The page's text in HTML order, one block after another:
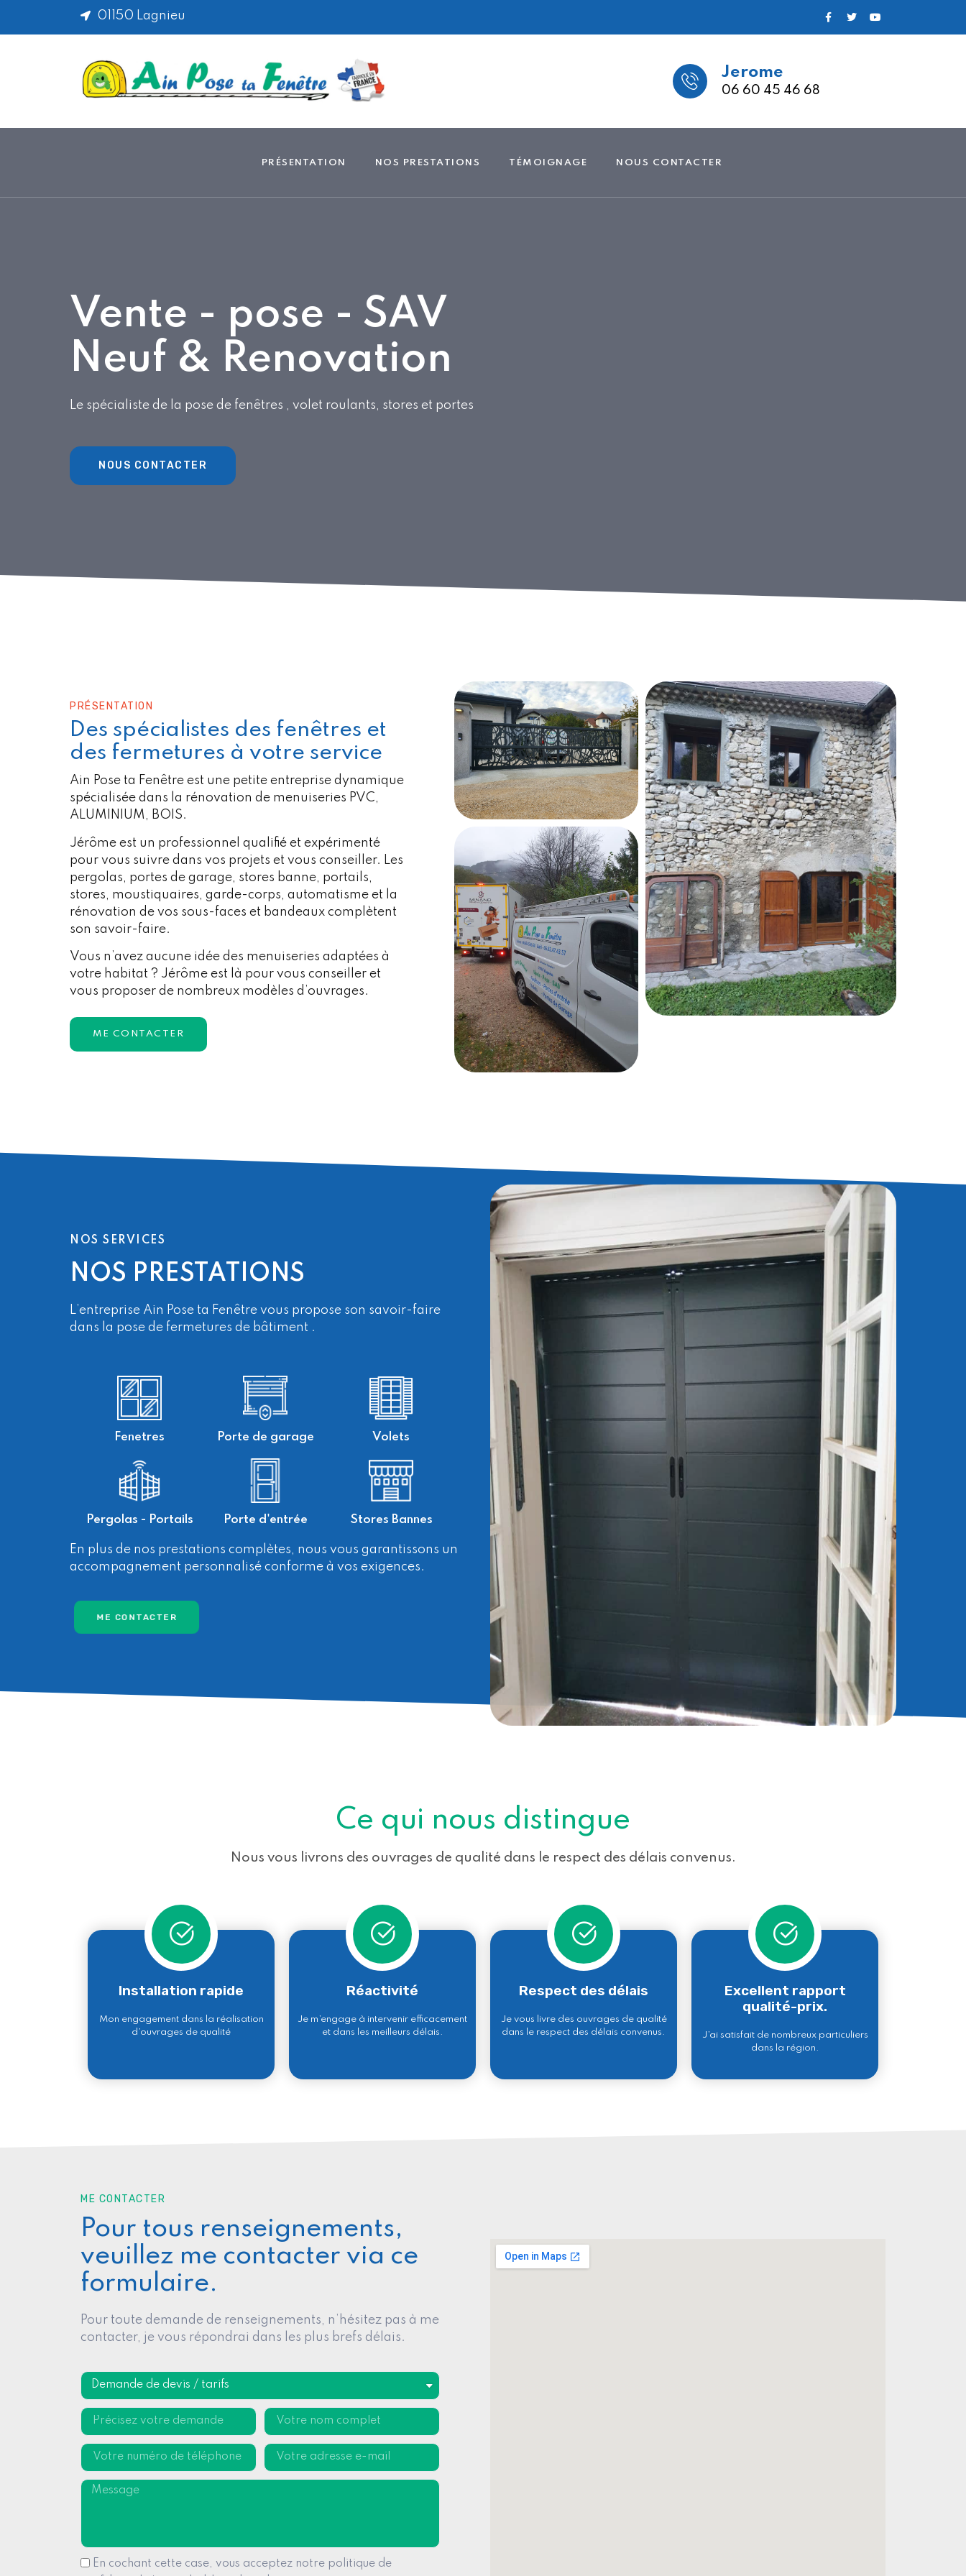
01150 Lagnieu
Jerome
06 60 45 46 68
PRÉSENTATION NOS PRESTATIONS TÉMOIGNAGE NOUS CONTACTER
Vente - pose - SAV
Neuf & Renovation
Le spécialiste de la pose de fenêtres , volet roulants, stores et portes
NOUS CONTACTER
PRÉSENTATION
Des spécialistes des fenêtres et
des fermetures à votre service
Ain Pose ta Fenêtre est une petite entreprise dynamique
spécialisée dans la rénovation de menuiseries PVC,
ALUMINIUM, BOIS.
Jérôme est un professionnel qualifié et expérimenté
pour vous suivre dans vos projets et vous conseiller. Les
pergolas, portes de garage, stores banne, portails,
stores, moustiquaires, garde-corps, automatisme et la
rénovation de vos sous-faces et bandeaux complètent
son savoir-faire.
Vous n’avez aucune idée des menuiseries adaptées à
votre habitat ? Jérôme est là pour vous conseiller et
vous proposer de nombreux modèles d’ouvrages.
ME CONTACTER
NOS SERVICES
NOS PRESTATIONS
L’entreprise Ain Pose ta Fenêtre vous propose son savoir-faire
dans la pose de fermetures de bâtiment .
Fenetres Porte de garage Volets
Pergolas - Portails Porte d'entrée Stores Bannes
En plus de nos prestations complètes, nous vous garantissons un
accompagnement personnalisé conforme à vos exigences.
ME CONTACTER
Ce qui nous distingue
Nous vous livrons des ouvrages de qualité dans le respect des délais convenus.
Installation rapide​
Mon engagement dans la réalisation
d’ouvrages de qualité
Réactivité
Je m’engage à intervenir efficacement
et dans les meilleurs délais.
Respect des délais
Je vous livre des ouvrages de qualité
dans le respect des délais convenus.
Excellent rapport
qualité-prix.
J’ai satisfait de nombreux particuliers
dans la région.
ME CONTACTER
Pour tous renseignements,
veuillez me contacter via ce
formulaire.
Pour toute demande de renseignements, n’hésitez pas à me
contacter, je vous répondrai dans les plus brefs délais.
En cochant cette case, vous acceptez notre politique de